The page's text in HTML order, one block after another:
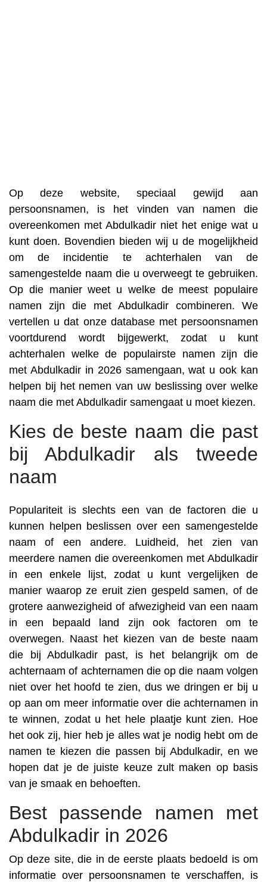
Op deze website, speciaal gewijd aan
persoonsnamen, is het vinden van namen die
overeenkomen met Abdulkadir niet het enige wat u
kunt doen. Bovendien bieden wij u de mogelijkheid
om de incidentie te achterhalen van de
samengestelde naam die u overweegt te gebruiken.
Op die manier weet u welke de meest populaire
namen zijn die met Abdulkadir combineren. We
vertellen u dat onze database met persoonsnamen
voortdurend wordt bijgewerkt, zodat u kunt
achterhalen welke de populairste namen zijn die
met Abdulkadir in 2026 samengaan, wat u ook kan
helpen bij het nemen van uw beslissing over welke
naam die met Abdulkadir samengaat u moet kiezen.
Kies de beste naam die past
bij Abdulkadir als tweede
naam
Populariteit is slechts een van de factoren die u
kunnen helpen beslissen over een samengestelde
naam of een andere. Luidheid, het zien van
meerdere namen die overeenkomen met Abdulkadir
in een enkele lijst, zodat u kunt vergelijken de
manier waarop ze eruit zien gespeld samen, of de
grotere aanwezigheid of afwezigheid van een naam
in een bepaald land zijn ook factoren om te
overwegen. Naast het kiezen van de beste naam
die bij Abdulkadir past, is het belangrijk om de
achternaam of achternamen die op die naam volgen
niet over het hoofd te zien, dus we dringen er bij u
op aan om meer informatie over die achternamen in
te winnen, zodat u het hele plaatje kunt zien. Hoe
het ook zij, hier heb je alles wat je nodig hebt om de
namen te kiezen die passen bij Abdulkadir, en we
hopen dat je de juiste keuze zult maken op basis
van je smaak en behoeften.
Best passende namen met
Abdulkadir in 2026
Op deze site, die in de eerste plaats bedoeld is om
informatie over persoonsnamen te verschaffen, is